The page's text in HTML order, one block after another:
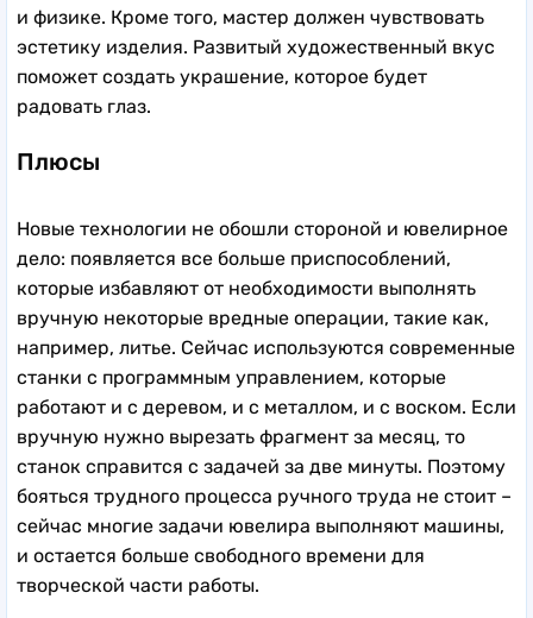
и физике. Кроме того, мастер должен чувствовать
эстетику изделия. Развитый художественный вкус
поможет создать украшение, которое будет
радовать глаз.
Плюсы
Новые технологии не обошли стороной и ювелирное
дело: появляется все больше приспособлений,
которые избавляют от необходимости выполнять
вручную некоторые вредные операции, такие как,
например, литье. Сейчас используются современные
станки с программным управлением, которые
работают и с деревом, и с металлом, и с воском. Если
вручную нужно вырезать фрагмент за месяц, то
станок справится с задачей за две минуты. Поэтому
бояться трудного процесса ручного труда не стоит –
сейчас многие задачи ювелира выполняют машины,
и остается больше свободного времени для
творческой части работы.